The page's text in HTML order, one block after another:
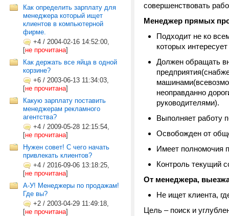
Как определить зарплату для
менеджера который ищет
клиентов в компьютерной
фирме.
+4 / 2004-02-16 14:52:00,
[не прочитана]
Как держать все яйца в одной
корзине?
+6 / 2003-06-13 11:34:03,
[не прочитана]
Какую зарплату поставить
менеджерам рекламного
агентства?
+4 / 2009-05-28 12:15:54,
[не прочитана]
Нужен совет! С чего начать
привлекать клиентов?
+4 / 2016-09-06 13:18:25,
[не прочитана]
А-У! Менеджеры по продажам!
Где вы?
+2 / 2003-04-29 11:49:18,
[не прочитана]
совершенствовать
Менеджер прямых
Подходит не ко
которых
Должен обращать
неоправданно
руководителями).
Выполняет работу
Освобожден от
Имеет полномочия
Контроль текущий
От менеджера,
Не ищет клиента,
Цель – поиск и